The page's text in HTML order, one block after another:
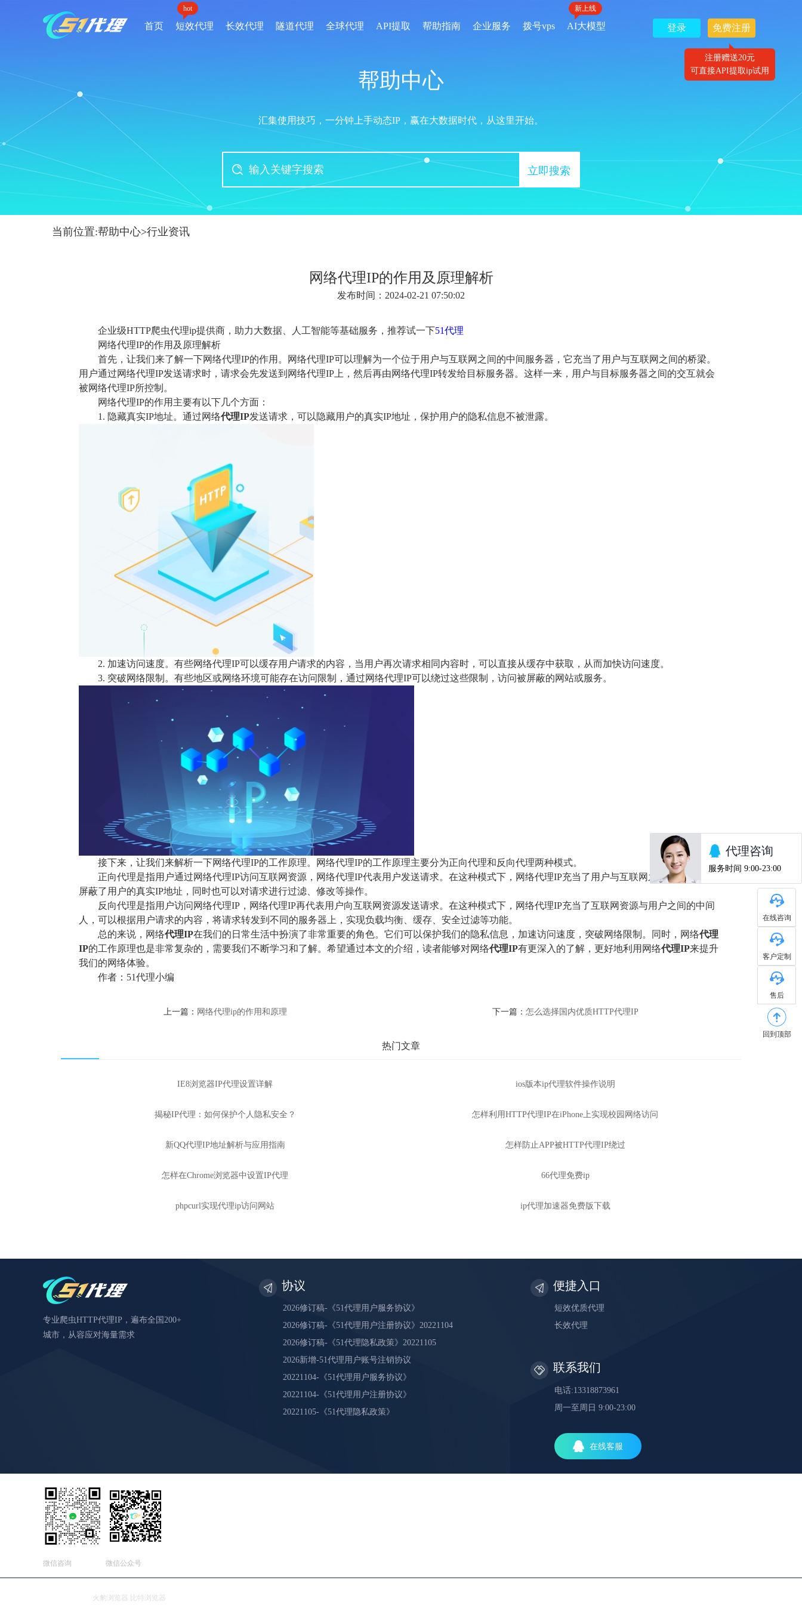
首页
hot
短效代理 长效代理 隧道代理 全球代理 API提取 帮助指南 企业服务 拨号vps
新上线
AI大模型 登录
注册赠送20元
可直接API提取ip试用
免费注册
帮助中心
汇集使用技巧，一分钟上手动态IP，赢在大数据时代，从这里开始。
立即搜索
当前位置:帮助中心>行业资讯
网络代理IP的作用及原理解析
发布时间：2024-02-21 07:50:02
企业级HTTP爬虫代理ip提供商，助力大数据、人工智能等基础服务，推荐试一下51代理
网络代理IP的作用及原理解析
首先，让我们来了解一下网络代理IP的作用。网络代理IP可以理解为一个位于用户与互联网之间的中间服务器，它充当了用户与互联网之间的桥梁。
用户通过网络代理IP发送请求时，请求会先发送到网络代理IP上，然后再由网络代理IP转发给目标服务器。这样一来，用户与目标服务器之间的交互就会
被网络代理IP所控制。
网络代理IP的作用主要有以下几个方面：
1. 隐藏真实IP地址。通过网络代理IP发送请求，可以隐藏用户的真实IP地址，保护用户的隐私信息不被泄露。
2. 加速访问速度。有些网络代理IP可以缓存用户请求的内容，当用户再次请求相同内容时，可以直接从缓存中获取，从而加快访问速度。
3. 突破网络限制。有些地区或网络环境可能存在访问限制，通过网络代理IP可以绕过这些限制，访问被屏蔽的网站或服务。
接下来，让我们来解析一下网络代理IP的工作原理。网络代理IP的工作原理主要分为正向代理和反向代理两种模式。
正向代理是指用户通过网络代理IP访问互联网资源，网络代理IP代表用户发送请求。在这种模式下，网络代理IP充当了用户与互联网之间的中间人，
屏蔽了用户的真实IP地址，同时也可以对请求进行过滤、修改等操作。
反向代理是指用户访问网络代理IP，网络代理IP再代表用户向互联网资源发送请求。在这种模式下，网络代理IP充当了互联网资源与用户之间的中间
人，可以根据用户请求的内容，将请求转发到不同的服务器上，实现负载均衡、缓存、安全过滤等功能。
总的来说，网络代理IP在我们的日常生活中扮演了非常重要的角色。它们可以保护我们的隐私信息，加速访问速度，突破网络限制。同时，网络代理
IP的工作原理也是非常复杂的，需要我们不断学习和了解。希望通过本文的介绍，读者能够对网络代理IP有更深入的了解，更好地利用网络代理IP来提升
我们的网络体验。
作者：51代理小编
上一篇： 网络代理ip的作用和原理 下一篇： 怎么选择国内优质HTTP代理IP
热门文章
IE8浏览器IP代理设置详解 ios版本ip代理软件操作说明
揭秘IP代理：如何保护个人隐私安全？ 怎样利用HTTP代理IP在iPhone上实现校园网络访问
新QQ代理IP地址解析与应用指南 怎样防止APP被HTTP代理IP绕过
怎样在Chrome浏览器中设置IP代理 66代理免费ip
phpcurl实现代理ip访问网站 ip代理加速器免费版下载
在线咨询
客户定制
售后
回到顶部
专业爬虫HTTP代理IP，遍布全国200+
城市，从容应对海量需求
协议
2026修订稿-《51代理用户服务协议》
2026修订稿-《51代理用户注册协议》20221104
2026修订稿-《51代理隐私政策》20221105
2026新增-51代理用户账号注销协议
20221104-《51代理用户服务协议》
20221104-《51代理用户注册协议》
20221105-《51代理隐私政策》
便捷入口
短效优质代理
长效代理
联系我们
电话:13318873961
周一至周日 9:00-23:00
在线客服
微信咨询 微信公众号
火豹浏览器 比特浏览器